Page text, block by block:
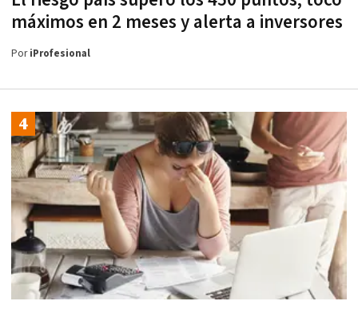
máximos en 2 meses y alerta a inversores
PoriProfesional